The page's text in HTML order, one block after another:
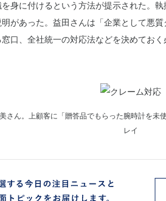
身に付けるという方法が提示された。
があった。益田さんは「企業として悪
口、全社統一の対応法などを決めておく
さん。上顧客に「贈答品でもらった腕時計を未
レイ